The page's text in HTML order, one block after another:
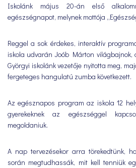
Iskolánk május 20-án első
egészségnapot, melynek mottója
Reggel a sok érdekes, interaktív
iskola udvarán Joób Márton világbajnok,
Györgyi iskolánk vezetője nyitotta meg,
fergeteges hangulatú zumba következett.
Az egésznapos program az iskola 12
gyerekeknek az egészséggel
megoldaniuk.
A nap tervezésekor arra törekedtünk,
során megtudhassák, mit kell tenniük